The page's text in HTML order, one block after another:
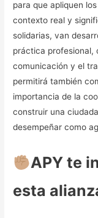
para que apliquen
contexto real y
solidarias, van
práctica profesional,
comunicación y el
permitirá también
importancia de la
construir una
desempeñar como
APY te
esta